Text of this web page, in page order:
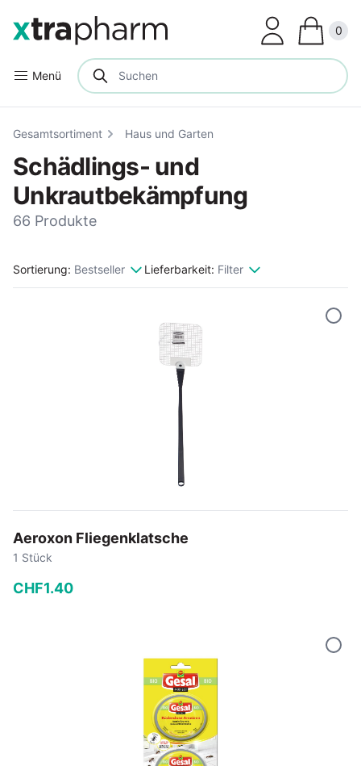
Menü
0
Gesamtsortiment Haus und Garten
Schädlings- und
Unkrautbekämpfung
66 Produkte
Sortierung: Bestseller Lieferbarkeit: Filter
Aeroxon Fliegenklatsche
1 Stück
CHF1.40
In den Warenkorb